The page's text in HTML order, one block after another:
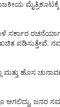
ಮೈತ್ರಿಕೂಟಕ್ಕೆ
ಸರ್ಕಾರ
ಪಡಿಸುತ್ತೇವೆ.
ಮತ್ತು ಹೊಸ
ಆಗಲಿದ್ದು, ಜನರ